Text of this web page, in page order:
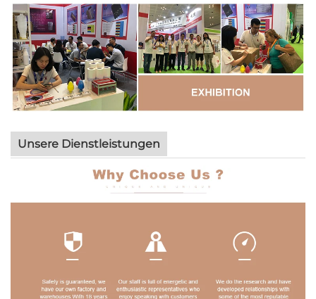
Unsere Dienstleistungen